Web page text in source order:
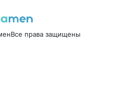
Все права защищены